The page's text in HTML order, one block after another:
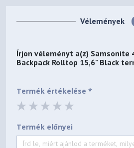
Vélemények
Írjon véleményt a(z) Samsonite
Backpack Rolltop 15,6" Black
Termék értékelése *
Termék előnyei